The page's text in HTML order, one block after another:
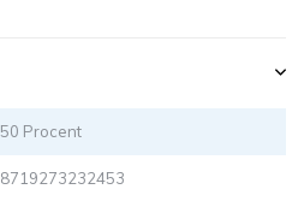
50 Procent
8719273232453